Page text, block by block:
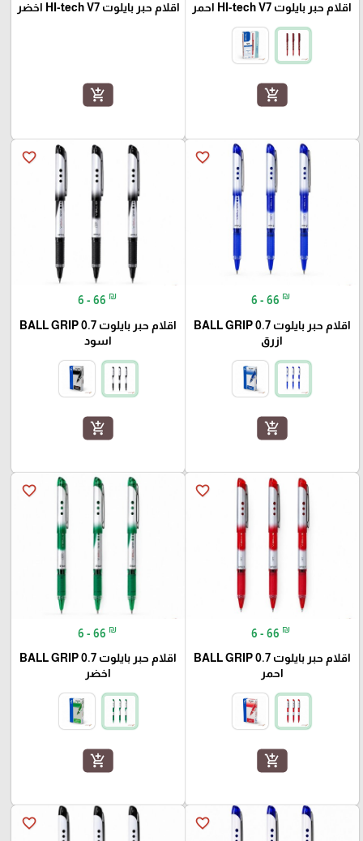
اقلام حبر بايلوت HI-tech V7 احمر
add_shopping_cart
اقلام حبر بايلوت HI-tech V7 اخضر
add_shopping_cart
favorite_border
6 - 66 ₪
اقلام حبر بايلوت BALL GRIP 0.7
ازرق
add_shopping_cart
favorite_border
6 - 66 ₪
اقلام حبر بايلوت BALL GRIP 0.7
اسود
add_shopping_cart
favorite_border
6 - 66 ₪
اقلام حبر بايلوت BALL GRIP 0.7
احمر
add_shopping_cart
favorite_border
6 - 66 ₪
اقلام حبر بايلوت BALL GRIP 0.7
اخضر
add_shopping_cart
favorite_border
favorite_border